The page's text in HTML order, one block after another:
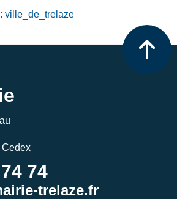
: ville_de_trelaze
74
trelaze.fr